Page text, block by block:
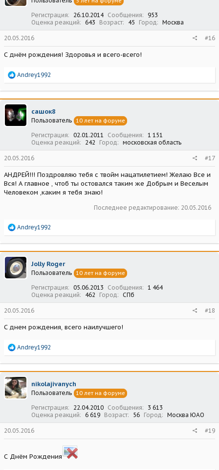
Регистрация 26.10.2014 Сообщения
953
Оценка реакций
643 Возраст 45 Город Москва
20.05.2016 #16
С днём рождения! Здоровья и всего-всего!
Р
а
к
ц
и
и
Andrey1992
сашок8
Пользователь 10 лет на форуме
Регистрация 02.01.2011 Сообщения
1 151
Оценка реакций
242 Город московская область
20.05.2016 #17
АНДРЕЙ!!! Поздровляю тебя с твойм нацатилетием! Желаю Все и
Вся! А главное , чтоб ты остовался таким же Добрым и Веселым
Человеком ,каким я тебя знаю!
Последнее редактирование: 20.05.2016
Р
а
к
ц
и
и
Andrey1992
Jolly Roger
Пользователь 10 лет на форуме
Регистрация 05.06.2013 Сообщения
1 464
Оценка реакций
462 Город СПб
20.05.2016 #18
С днем рождения, всего наилучшего!
Р
а
к
ц
и
и
Andrey1992
nikolajivanych
Пользователь 10 лет на форуме
Регистрация 22.04.2010 Сообщения
3 613
Оценка реакций
6 619 Возраст 56 Город Москва ЮАО
20.05.2016 #19
С Днём Рождения